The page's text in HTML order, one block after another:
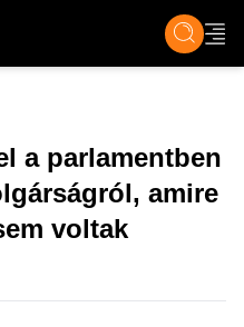
ÉLET TECH &
a parlamentben
amire
voltak